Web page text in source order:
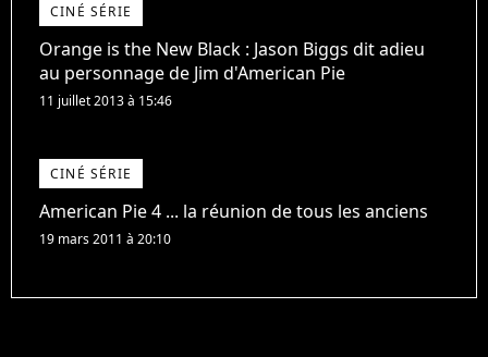
CINÉ SÉRIE
Orange is the New Black : Jason Biggs dit adieu
au personnage de Jim d'American Pie
11 juillet 2013 à 15:46
CINÉ SÉRIE
American Pie 4 ... la réunion de tous les anciens
19 mars 2011 à 20:10